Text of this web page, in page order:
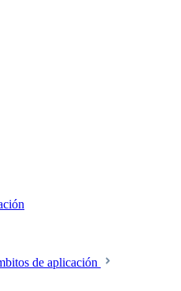
de aplicación